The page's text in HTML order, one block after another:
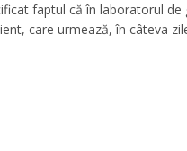
faptul că în laboratorul
care urmează, în câteva